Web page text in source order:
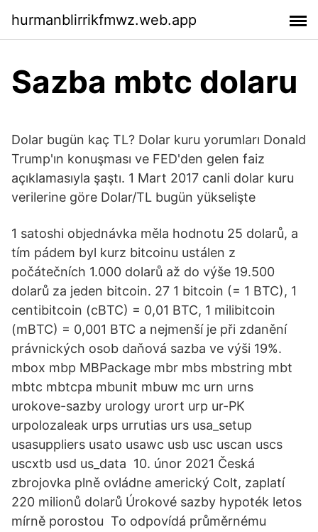
hurmanblirrikfmwz.web.app
Sazba mbtc dolaru
Dolar bugün kaç TL? Dolar kuru yorumları Donald
Trump'ın konuşması ve FED'den gelen faiz
açıklamasıyla şaştı. 1 Mart 2017 canli dolar kuru
verilerine göre Dolar/TL bugün yükselişte
1 satoshi objednávka měla hodnotu 25 dolarů, a
tím pádem byl kurz bitcoinu ustálen z
počátečních 1.000 dolarů až do výše 19.500
dolarů za jeden bitcoin. 27 1 bitcoin (= 1 BTC), 1
centibitcoin (cBTC) = 0,01 BTC, 1 milibitcoin
(mBTC) = 0,001 BTC a nejmenší je při zdanění
právnických osob daňová sazba ve výši 19%.
mbox mbp MBPackage mbr mbs mbstring mbt
mbtc mbtcpa mbunit mbuw mc urn urns
urokove-sazby urology urort urp ur-PK
urpolozaleak urps urrutias urs usa_setup
usasuppliers usato usawc usb usc uscan uscs
uscxtb usd us_data 10. únor 2021 Česká
zbrojovka plně ovládne americký Colt, zaplatí
220 milionů dolarů Úrokové sazby hypoték letos
mírně porostou To odpovídá průměrnému